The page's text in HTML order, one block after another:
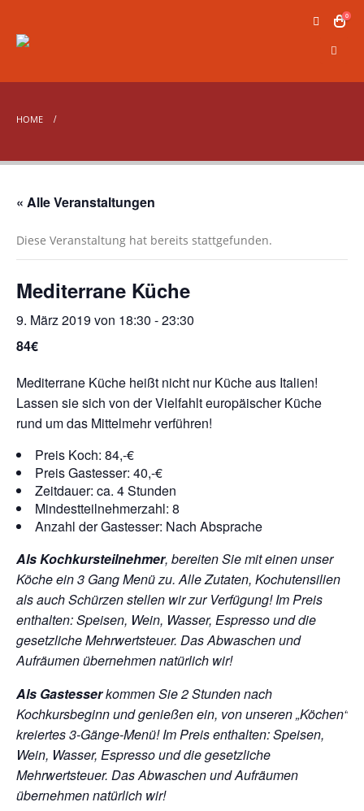
0
HOME
« Alle Veranstaltungen
Diese Veranstaltung hat bereits stattgefunden.
Mediterrane Küche
9. März 2019 von 18:30 -23:30
84€
Mediterrane Küche heißt nicht nur Küche aus Italien!
Lassen sie sich von der Vielfahlt europäischer Küche
rund um das Mittelmehr verführen!
Preis Koch: 84,-€
Preis Gastesser: 40,-€
Zeitdauer: ca. 4 Stunden
Mindestteilnehmerzahl: 8
Anzahl der Gastesser: Nach Absprache
Als Kochkursteilnehmer, bereiten Sie mit einen unser
Köche ein 3 Gang Menü zu. Alle Zutaten, Kochutensilien
als auch Schürzen stellen wir zur Verfügung!Im Preis
enthalten: Speisen, Wein, Wasser, Espresso und die
gesetzliche Mehrwertsteuer. Das Abwaschen und
Aufräumen übernehmen natürlich wir!
Als Gastesserkommen Sie 2 Stunden nach
Kochkursbeginn und genießen ein, von unseren „Köchen“
kreiertes 3-Gänge-Menü!Im Preis enthalten: Speisen,
Wein, Wasser, Espresso und die gesetzliche
Mehrwertsteuer. Das Abwaschen und Aufräumen
übernehmen natürlich wir!